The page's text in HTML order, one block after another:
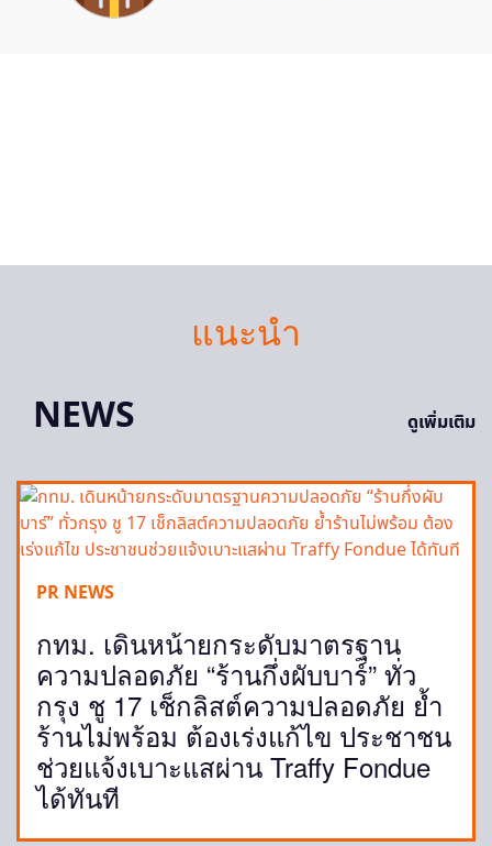
แนะนำ
NEWS ดูเพิ่มเติม
PR NEWS
กทม. เดินหน้ายกระดับมาตรฐาน
ความปลอดภัย “ร้านกึ่งผับบาร์” ทั่ว
กรุง ชู 17 เช็กลิสต์ความปลอดภัย ย้ำ
ร้านไม่พร้อม ต้องเร่งแก้ไข ประชาชน
ช่วยแจ้งเบาะแสผ่าน Traffy Fondue
ได้ทันที